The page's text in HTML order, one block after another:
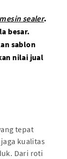
mesin sealer.
besar.
sablon
nilai jual
tepat
kualitas
Dari roti